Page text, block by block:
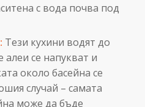
с вода почва под
Тези кухини водят до
алеи се напукват и
около басейна се
случай – самата
може да бъде